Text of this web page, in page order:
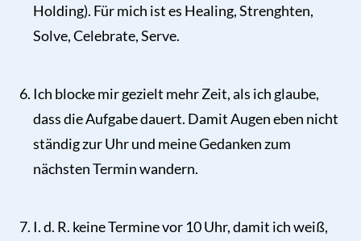
Holding). Für mich ist es Healing, Strenghten,
Solve, Celebrate, Serve.
Ich blocke mir gezielt mehr Zeit, als ich glaube,
dass die Aufgabe dauert. Damit Augen eben nicht
ständig zur Uhr und meine Gedanken zum
nächsten Termin wandern.
I. d. R. keine Termine vor 10 Uhr, damit ich weiß,